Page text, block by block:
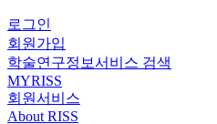
로그인
회원가입
학술연구정보서비스 검색
MYRISS
회원서비스
About RISS